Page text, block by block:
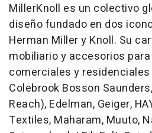
MillerKnoll es un colectivo
diseño fundado en dos
Herman Miller y Knoll. Su
mobiliario y accesorios
comerciales y
Colebrook Bosson
Reach), Edelman, Geiger,
Textiles, Maharam, Muuto,